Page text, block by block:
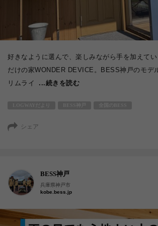
好きなように選んで、楽しみながら手を加えて
だけの家WONDER DEVICE。BESS神戸のモデ
リムライ
...続きを読む
シェア
BESS神戸
兵庫県神戸市
kobe.bess.jp